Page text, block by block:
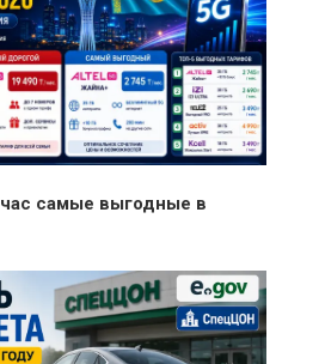
самые выгодные в